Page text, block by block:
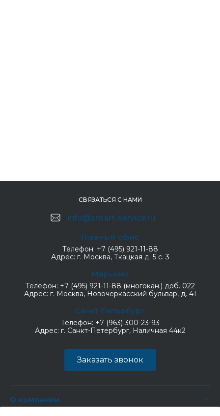
СВЯЗАТЬСЯ С НАМИ
info@smart-service.ru
Главный офис
Телефон: +7 (495) 921-11-88
Адрес: г. Москва, Ткацкая д. 5 с. 3
Марьино
Телефон: +7 (495) 921-11-88 (многокан.) доб. 022
Адрес: г. Москва, Новочеркасский бульвар, д. 41
Санкт-Петербург
Телефон: +7 (963) 300-23-93
Адрес: г. Санкт-Петербург, Наличная 44к2
Заказать звонок
О компании